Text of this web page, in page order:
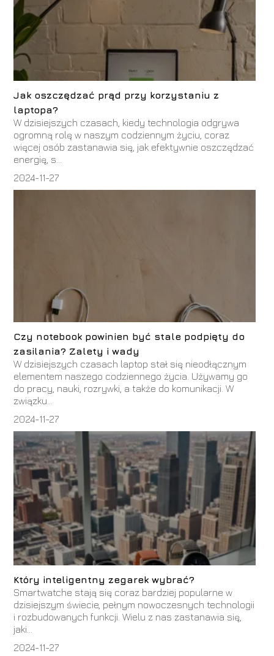
Jak oszczędzać prąd przy korzystaniu z
laptopa?
W dzisiejszych czasach, kiedy technologia odgrywa
ogromną rolę w naszym codziennym życiu, coraz
więcej osób zastanawia się, jak efektywnie oszczędzać
energię, s...
2024-11-27
Czy notebook powinien być stale podpięty do
zasilania? Zalety i wady
W dzisiejszych czasach laptop stał się nieodłącznym
elementem naszego codziennego życia. Używamy go
do pracy, nauki, rozrywki, a także do komunikacji. W
związku...
2024-11-27
Który inteligentny zegarek wybrać?
Smartwatche stają się coraz bardziej popularne w
dzisiejszym świecie, pełnym nowoczesnych technologii
i rozbudowanych funkcji. Wielu z nas zastanawia się,
jaki...
2024-11-27